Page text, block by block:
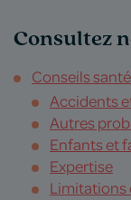
Consultez
Conseils santé
Accidents
Autres
Enfants et
Expertise
Limitations